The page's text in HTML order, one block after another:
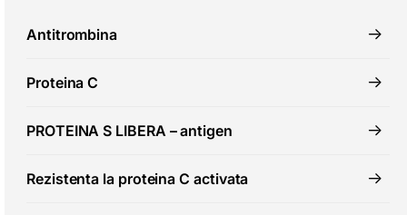
Antitrombina
Proteina C
PROTEINA S LIBERA – antigen
Rezistenta la proteina C activata